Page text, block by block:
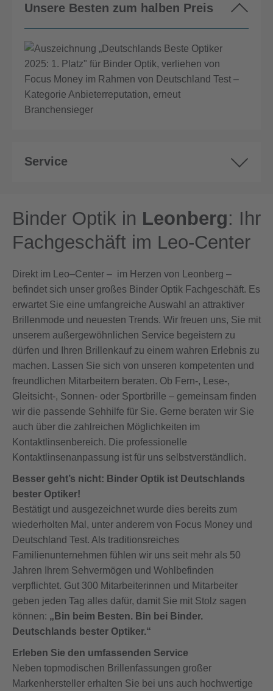
Unsere Besten zum halben Preis
Service
Binder Optik in Leonberg: Ihr
Fachgeschäft im Leo-Center
Direkt im Leo–Center – im Herzen von Leonberg –
befindet sich unser großes Binder Optik Fachgeschäft. Es
erwartet Sie eine umfangreiche Auswahl an attraktiver
Brillenmode und neuesten Trends. Wir freuen uns, Sie mit
unserem außergewöhnlichen Service begeistern zu
dürfen und Ihren Brillenkauf zu einem wahren Erlebnis zu
machen. Lassen Sie sich von unseren kompetenten und
freundlichen Mitarbeitern beraten. Ob Fern-, Lese-,
Gleitsicht-, Sonnen- oder Sportbrille – gemeinsam finden
wir die passende Sehhilfe für Sie. Gerne beraten wir Sie
auch über die zahlreichen Möglichkeiten im
Kontaktlinsenbereich. Die professionelle
Kontaktlinsenanpassung ist für uns selbstverständlich.
Besser geht’s nicht: Binder Optik ist Deutschlands
bester Optiker!
Bestätigt und ausgezeichnet wurde dies bereits zum
wiederholten Mal, unter anderem von Focus Money und
Deutschland Test. Als traditionsreiches
Familienunternehmen fühlen wir uns seit mehr als 50
Jahren Ihrem Sehvermögen und Wohlbefinden
verpflichtet. Gut 300 Mitarbeiterinnen und Mitarbeiter
geben jeden Tag alles dafür, damit Sie mit Stolz sagen
können: „Bin beim Besten. Bin bei Binder.
Deutschlands bester Optiker.“
Erleben Sie den umfassenden Service
Neben topmodischen Brillenfassungen großer
Markenhersteller erhalten Sie bei uns auch hochwertige